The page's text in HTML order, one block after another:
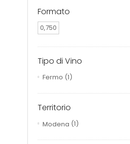
Formato
0,750
Tipo di Vino
Fermo (1)
Territorio
Modena (1)